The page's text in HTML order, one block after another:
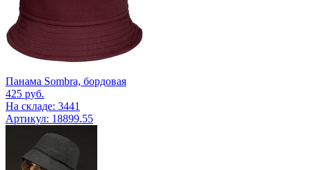
Панама Sombra, бордовая
425 руб.
На складе: 3441
Артикул: 18899.55